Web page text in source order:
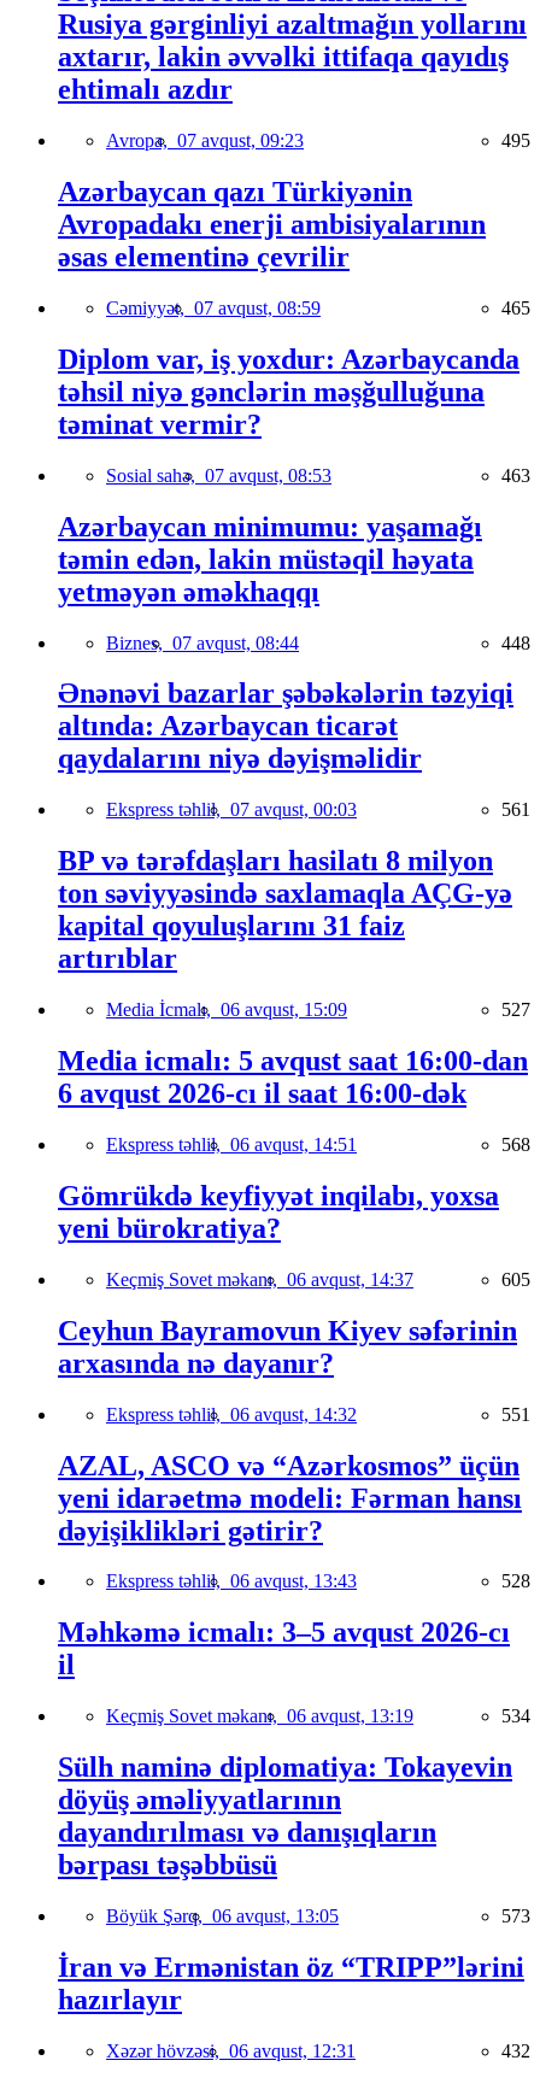
Rusiya gərginliyi azaltmağın yollarını
axtarır, lakin əvvəlki ittifaqa qayıdış
ehtimalı azdır
Avropa, 07 avqust, 09:23 495
Azərbaycan qazı Türkiyənin
Avropadakı enerji ambisiyalarının
əsas elementinə çevrilir
Cəmiyyət, 07 avqust, 08:59 465
Diplom var, iş yoxdur: Azərbaycanda
təhsil niyə gənclərin məşğulluğuna
təminat vermir?
Sosial sahə, 07 avqust, 08:53 463
Azərbaycan minimumu: yaşamağı
təmin edən, lakin müstəqil həyata
yetməyən əməkhaqqı
Biznes, 07 avqust, 08:44 448
Ənənəvi bazarlar şəbəkələrin təzyiqi
altında: Azərbaycan ticarət
qaydalarını niyə dəyişməlidir
Ekspress təhlil, 07 avqust, 00:03 561
BP və tərəfdaşları hasilatı 8 milyon
ton səviyyəsində saxlamaqla AÇG-yə
kapital qoyuluşlarını 31 faiz
artırıblar
Media İcmalı, 06 avqust, 15:09 527
Media icmalı: 5 avqust saat 16:00-dan
6 avqust 2026-cı il saat 16:00-dək
Ekspress təhlil, 06 avqust, 14:51 568
Gömrükdə keyfiyyət inqilabı, yoxsa
yeni bürokratiya?
Keçmiş Sovet məkanı, 06 avqust, 14:37 605
Ceyhun Bayramovun Kiyev səfərinin
arxasında nə dayanır?
Ekspress təhlil, 06 avqust, 14:32 551
AZAL, ASCO və “Azərkosmos” üçün
yeni idarəetmə modeli: Fərman hansı
dəyişiklikləri gətirir?
Ekspress təhlil, 06 avqust, 13:43 528
Məhkəmə icmalı: 3–5 avqust 2026-cı
il
Keçmiş Sovet məkanı, 06 avqust, 13:19 534
Sülh naminə diplomatiya: Tokayevin
döyüş əməliyyatlarının
dayandırılması və danışıqların
bərpası təşəbbüsü
Böyük Şərq, 06 avqust, 13:05 573
İran və Ermənistan öz “TRIPP”lərini
hazırlayır
Xəzər hövzəsi, 06 avqust, 12:31 432